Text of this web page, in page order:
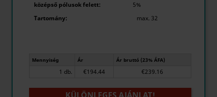
középső pólusok felett:
5%
Tartomány:
max. 32
Mennyiség Ár Ár bruttó (23% ÁFA)
1 db. €194.44 €239.16